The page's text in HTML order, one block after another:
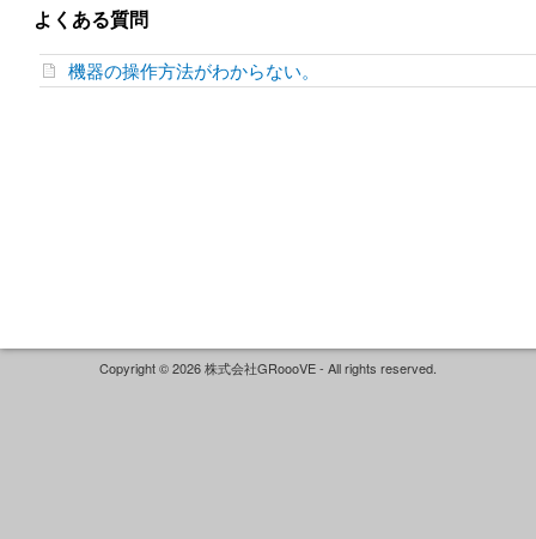
よくある質問
機器の操作方法がわからない。
Copyright © 2026 株式会社GRoooVE - All rights reserved.